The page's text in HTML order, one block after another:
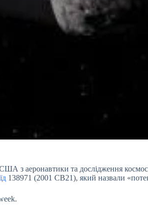
з аеронавтики та дослідження
138971 (2001 CB21), який назвали